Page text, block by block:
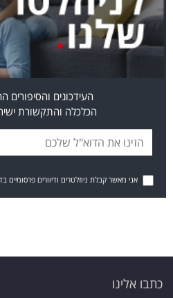
העידכונים והסיפורים
הכלכלה והתקשורת
אני מאשר קבלת ניוזלטרים ודיוורים פרסומיים
כתבו אלינו